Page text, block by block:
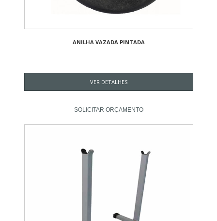
ANILHA VAZADA PINTADA
VER DETALHES
SOLICITAR ORÇAMENTO